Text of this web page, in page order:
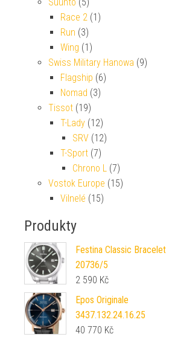
Race 2 (1)
Run (3)
Wing (1)
Swiss Military Hanowa (9)
Flagship (6)
Nomad (3)
Tissot (19)
T-Lady (12)
SRV (12)
T-Sport (7)
Chrono L (7)
Vostok Europe (15)
Vilnelé (15)
Produkty
Festina Classic Bracelet
20736/5
2 590 Kč
Epos Originale
3437.132.24.16.25
40 770 Kč